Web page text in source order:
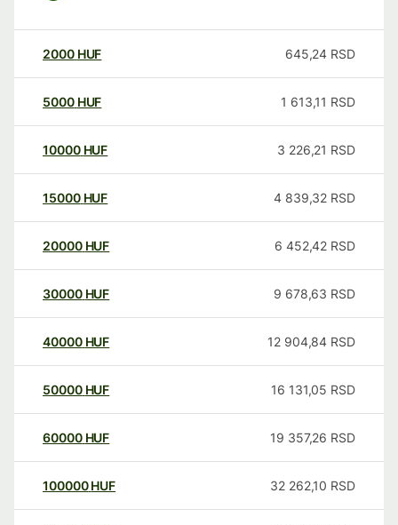
2000 HUF 645,24 RSD
5000 HUF 1 613,11 RSD
10000 HUF 3 226,21 RSD
15000 HUF 4 839,32 RSD
20000 HUF 6 452,42 RSD
30000 HUF 9 678,63 RSD
40000 HUF 12 904,84 RSD
50000 HUF 16 131,05 RSD
60000 HUF 19 357,26 RSD
100000 HUF 32 262,10 RSD